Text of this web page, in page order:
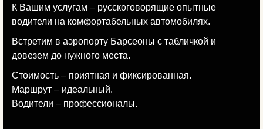
К Вашим услугам – русскоговорящие опытные
водители на комфортабельных автомобилях.
Встретим в аэропорту Барсеоны с табличкой и
довезем до нужного места.
Стоимость – приятная и фиксированная.
Маршрут – идеальный.
Водители – профессионалы.